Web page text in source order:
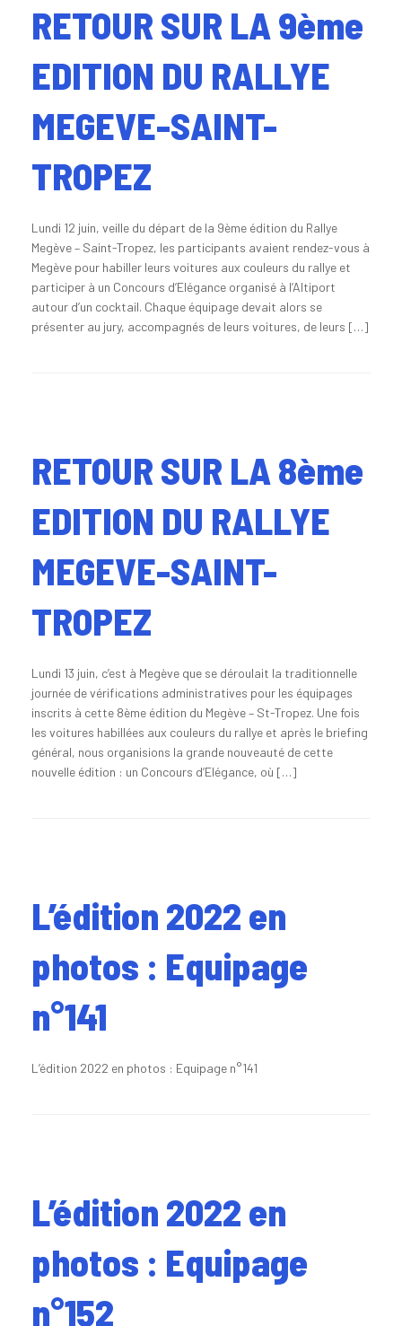
RETOUR SUR LA 9ème
EDITION DU RALLYE
MEGEVE-SAINT-
TROPEZ
Lundi 12 juin, veille du départ de la 9ème édition du Rallye
Megève – Saint-Tropez, les participants avaient rendez-vous à
Megève pour habiller leurs voitures aux couleurs du rallye et
participer à un Concours d’Elégance organisé à l’Altiport
autour d’un cocktail. Chaque équipage devait alors se
présenter au jury, accompagnés de leurs voitures, de leurs […]
RETOUR SUR LA 8ème
EDITION DU RALLYE
MEGEVE-SAINT-
TROPEZ
Lundi 13 juin, c’est à Megève que se déroulait la traditionnelle
journée de vérifications administratives pour les équipages
inscrits à cette 8ème édition du Megève – St-Tropez. Une fois
les voitures habillées aux couleurs du rallye et après le briefing
général, nous organisions la grande nouveauté de cette
nouvelle édition : un Concours d’Elégance, où […]
L’édition 2022 en
photos : Equipage
n°141
L’édition 2022 en photos : Equipage n°141
L’édition 2022 en
photos : Equipage
n°152